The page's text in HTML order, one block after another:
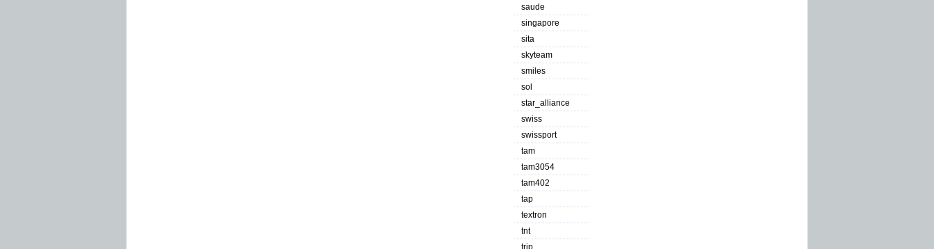
saude
singapore
sita
skyteam
smiles
sol
star_alliance
swiss
swissport
tam
tam3054
tam402
tap
textron
tnt
trip